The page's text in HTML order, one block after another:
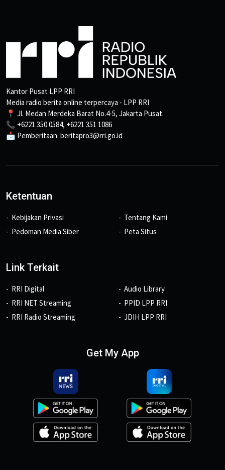
Kantor Pusat LPP RRI
Media radio berita online terpercaya - LPP RRI
📍 Jl. Medan Merdeka Barat No.4-5, Jakarta Pusat.
📞 +6221 350 0584, +6221 351 1086
📩 Pemberitaan: beritapro3@rri.go.id
Ketentuan
Kebijakan Privasi
Pedoman Media Siber
Tentang Kami
Peta Situs
Link Terkait
RRI Digital
RRI NET Streaming
RRI Radio Streaming
Audio Library
PPID LPP RRI
JDIH LPP RRI
Get My App